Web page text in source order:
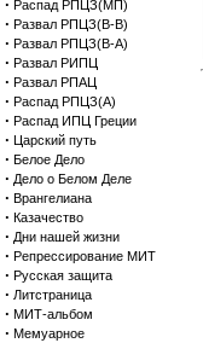
· Распад РПЦЗ(МП)
· Развал РПЦЗ(В-В)
· Развал РПЦЗ(В-А)
· Развал РИПЦ
· Развал РПАЦ
· Распад РПЦЗ(А)
· Распад ИПЦ Греции
· Царский путь
· Белое Дело
· Дело о Белом Деле
· Врангелиана
· Казачество
· Дни нашей жизни
· Репрессирование МИТ
· Русская защита
· Литстраница
· МИТ-альбом
· Мемуарное